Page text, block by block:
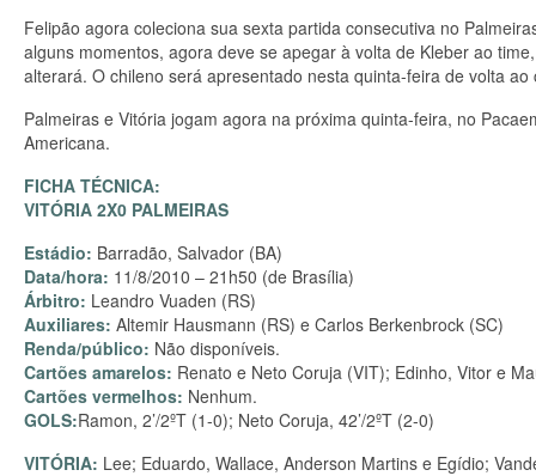
Felipão agora coleciona sua sexta partida consecutiva no
alguns momentos, agora deve se apegar à volta de Kleber ao
alterará. O chileno será apresentado nesta quinta-feira de volta ao
Palmeiras e Vitória jogam agora na próxima quinta-feira, no
Americana.
FICHA TÉCNICA:
VITÓRIA 2X0 PALMEIRAS
Estádio: Barradão, Salvador (BA)
Data/hora: 11/8/2010 – 21h50 (de Brasília)
Árbitro: Leandro Vuaden (RS)
Auxiliares: Altemir Hausmann (RS) e Carlos Berkenbrock (SC)
Renda/público: Não disponíveis.
Cartões amarelos: Renato e Neto Coruja (VIT); Edinho, Vitor e
Cartões vermelhos: Nenhum.
GOLS:Ramon, 2’/2ºT (1-0); Neto Coruja, 42’/2ºT (2-0)
VITÓRIA: Lee; Eduardo, Wallace, Anderson Martins e Egídio;